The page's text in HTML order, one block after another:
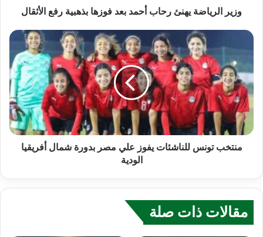
وزير الرياضة يهنئ رحاب أحمد بعد فوزها بذهبية رفع الأثقال
منتخب تونس للناشئات يفوز علي مصر بدورة شمال أفريقيا
الودية
مقالات ذات صلة